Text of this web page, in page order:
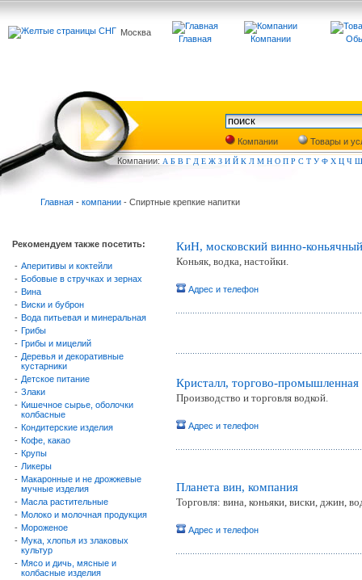
Москва
Главная Компании
Компании
Товары и
Компании: А Б В Г Д Е Ж З И Й К Л М Н О П Р С Т У Ф Х Ц Ч Ш
Главная - компании - Спиртные крепкие напитки
Рекомендуем также посетить:
- Аперитивы и коктейли
- Бобовые в стручках и зернах
- Вина
- Виски и буброн
- Вода питьевая и минеральная
- Грибы
- Грибы и мицелий
- Деревья и декоративные
кустарники
- Детское питание
- Злаки
- Кишечное сырье, оболочки
колбасные
- Кондитерские изделия
- Кофе, какао
- Крупы
- Ликеры
- Макаронные и не дрожжевые
мучные изделия
- Масла растительные
- Молоко и молочная продукция
- Мороженое
- Мука, хлопья из злаковых
культур
- Мясо и дичь, мясные и
колбасные изделия
КиН, московский винно-
Коньяк, водка, настойки.
Адрес и телефон
Кристалл, торгово-промышленная
Производство и торговля водкой.
Адрес и телефон
Планета вин, компания
Торговля: вина, коньяки, виски, джин,
Адрес и телефон